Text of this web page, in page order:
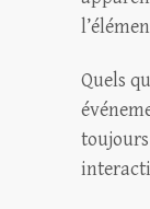
Quels
toujours